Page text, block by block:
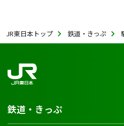
JR東日本トップ 鉄道・きっぷ
鉄道・きっぷ